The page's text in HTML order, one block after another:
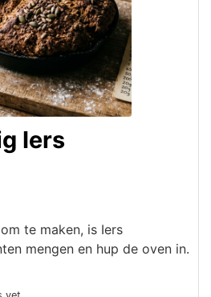
Iers
te maken, is Iers
mengen en hup de oven in.